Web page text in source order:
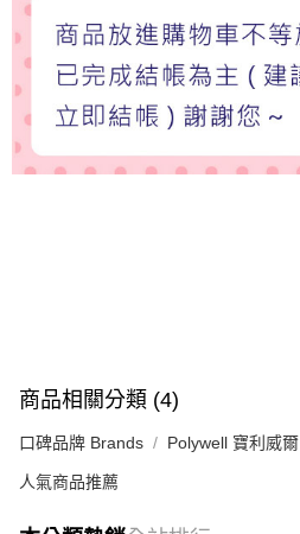
商品相關分類 (4)
口碑品牌 Brands Polywell 寶利威爾
人氣商品推薦